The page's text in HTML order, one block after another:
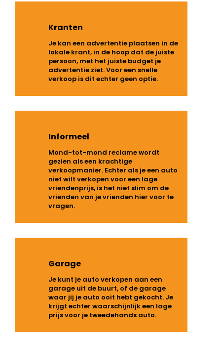
Kranten
Je kan een advertentie plaatsen in de
lokale krant, in de hoop dat de juiste
persoon, met het juiste budget je
advertentie ziet. Voor een snelle
verkoop is dit echter geen optie.
Informeel
Mond-tot-mond reclame wordt
gezien als een krachtige
verkoopmanier. Echter als je een auto
niet wilt verkopen voor een lage
vriendenprijs, is het niet slim om de
vrienden van je vrienden hier voor te
vragen.
Garage
Je kunt je auto verkopen aan een
garage uit de buurt, of de garage
waar jij je auto ooit hebt gekocht. Je
krijgt echter waarschijnlijk een lage
prijs voor je tweedehands auto.